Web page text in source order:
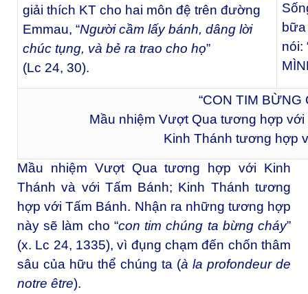
giải thích KT cho hai môn đệ trên đường
Emmau, “Người cầm lấy bánh, dâng lời
chúc tụng, và bẻ ra trao cho họ”
(Lc 24, 30).
nói:
“CON TIM BỪNG
Mầu nhiệm Vượt Qua tương hợp
Kinh Thánh tương hợp
Mầu nhiệm Vượt Qua tương hợp với Kinh
Thánh và với Tấm Bánh; Kinh Thánh tương
hợp với Tấm Bánh. Nhận ra những tương hợp
này sẽ làm cho “con tim chúng ta bừng cháy”
(x. Lc 24, 1335), vì đụng chạm đến chốn thâm
sâu của hữu thể chúng ta (à la profondeur de
notre être).